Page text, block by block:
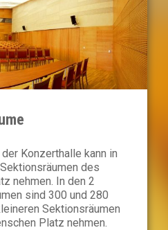
Konzerthalle kann in
des
nehmen. In den 2
sind 300 und 280
Sektionsräumen
Platz nehmen.